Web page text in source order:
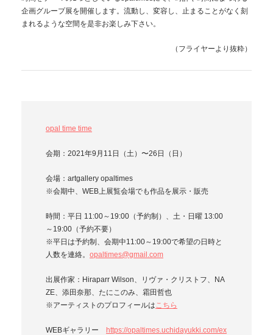
企画グループ展を開催します。流動し、変容し、止まることがなく刻
まれるような空間を是非お楽しみ下さい。
（フライヤーより抜粋）
opal time time
会期：2021年9月11日（土）〜26日（日）
会場：artgallery opaltimes
※会期中、WEB上展覧会場でも作品を展示・販売
時間：平日 11:00～19:00（予約制）、土・日曜 13:00
～19:00（予約不要）
※平日は予約制、会期中11:00～19:00で希望の日時と
人数を連絡。 opaltimes@gmail.com
出展作家：Hiraparr Wilson、リヴァ・クリストフ、NA
ZE、添田奈那、たにこのみ、霜田哲也
※アーティストのプロフィールはこちら
WEBギャラリー https://opaltimes.uchidayukki.com/ex